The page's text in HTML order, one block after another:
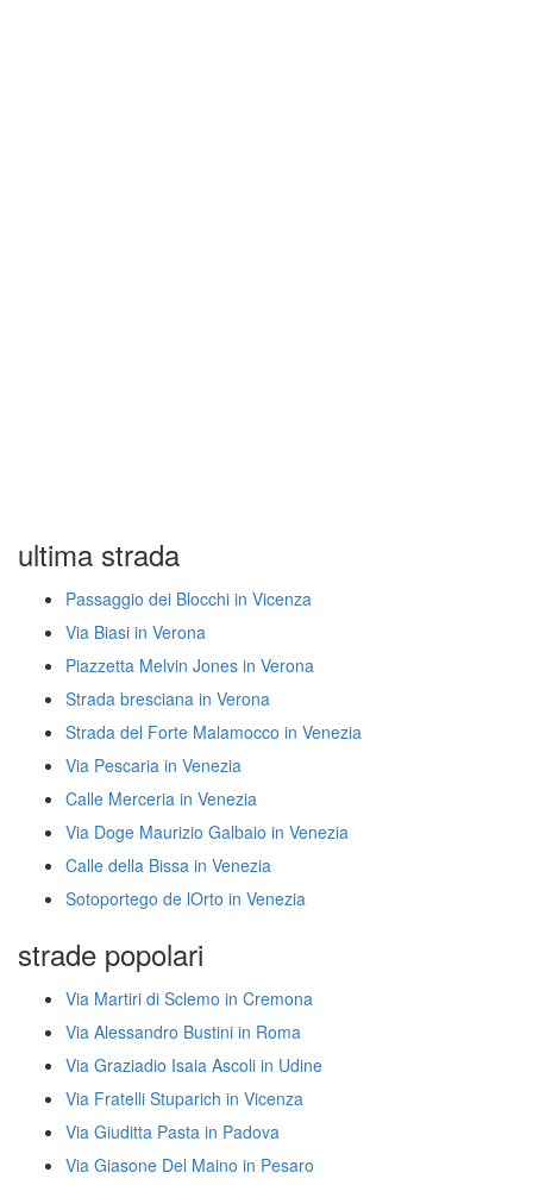
ultima strada
Passaggio dei Blocchi in Vicenza
Via Biasi in Verona
Piazzetta Melvin Jones in Verona
Strada bresciana in Verona
Strada del Forte Malamocco in Venezia
Via Pescaria in Venezia
Calle Merceria in Venezia
Via Doge Maurizio Galbaio in Venezia
Calle della Bissa in Venezia
Sotoportego de lOrto in Venezia
strade popolari
Via Martiri di Sclemo in Cremona
Via Alessandro Bustini in Roma
Via Graziadio Isaia Ascoli in Udine
Via Fratelli Stuparich in Vicenza
Via Giuditta Pasta in Padova
Via Giasone Del Maino in Pesaro